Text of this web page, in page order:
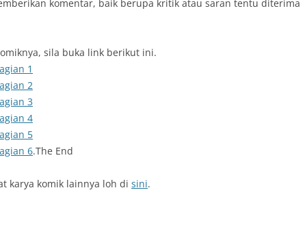
komentar, baik berupa kritik atau saran tentu diterima
sila buka link berikut ini.
1
2
3
4
5
6.The End
karya komik lainnya loh di sini.